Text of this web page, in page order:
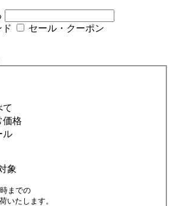
セール・クーポン
て
価格
ル
象
までの
いたします。